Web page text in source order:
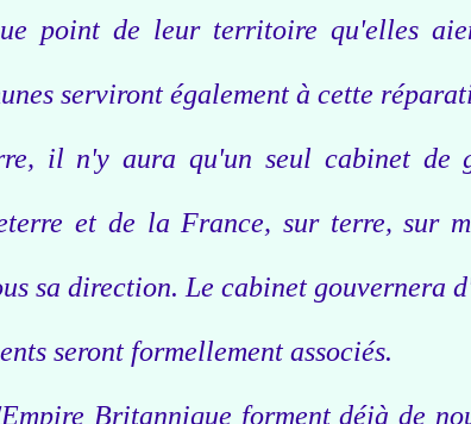
point de leur territoire qu'elles
serviront également à cette
il n'y aura qu'un seul cabinet de
et de la France, sur terre, sur
sa direction. Le cabinet gouvernera
seront formellement associés.
Britannique forment déjà de